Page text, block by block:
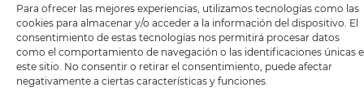
Para ofrecer las mejores experiencias, utilizamos tecnologías como las
cookies para almacenar y/o acceder a la información del dispositivo. El
consentimiento de estas tecnologías nos permitirá procesar datos
como el comportamiento de navegación o las identificaciones únicas
este sitio. No consentir o retirar el consentimiento, puede afectar
negativamente a ciertas características y funciones.
SIGUENOS EN: METODOS DE PAGO: